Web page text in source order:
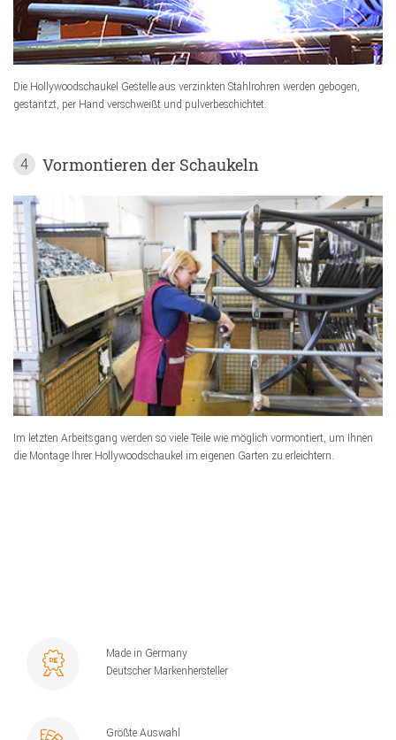
Die Hollywoodschaukel Gestelle aus verzinkten Stahlrohren werden gebogen,
gestantzt, per Hand verschweißt und pulverbeschichtet.
4 Vormontieren der Schaukeln
Im letzten Arbeitsgang werden so viele Teile wie möglich vormontiert, um Ihnen
die Montage Ihrer Hollywoodschaukel im eigenen Garten zu erleichtern.
Made in Germany
Deutscher Markenhersteller
Größte Auswahl